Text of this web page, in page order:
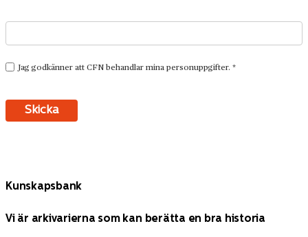
Kunskapsbank
Vi är arkivarierna som kan berätta en bra historia